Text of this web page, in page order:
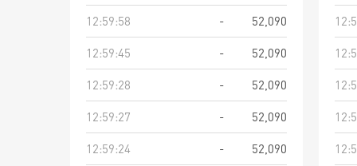
12:59:58
-
52,090
12:59:45
-
52,090
12:59:28
-
52,090
12:59:27
-
52,090
12:59:24
-
52,090